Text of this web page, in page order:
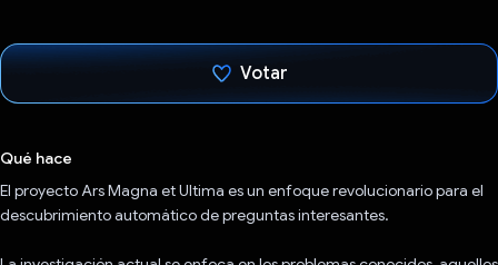
Votar
Qué hace
El proyecto Ars Magna et Ultima es un enfoque revolucionario para el
descubrimiento automático de preguntas interesantes.